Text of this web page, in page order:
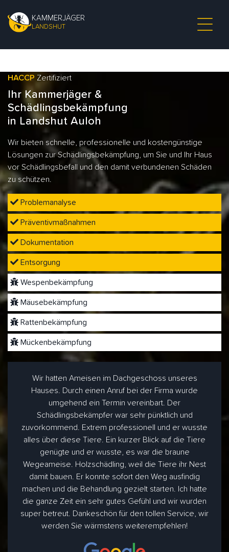
KAMMERJÄGER
LANDSHUT
HACCP Zertifiziert
Ihr Kammerjäger &
Schädlingsbekämpfung
in Landshut Auloh
Wir bieten schnelle, professionelle und kostengünstige
Lösungen zur Schädlingsbekämpfung, um Sie und Ihr Haus
vor Schädlingsbefall und den damit verbundenen Schäden
zu schützen.
Problemanalyse
Präventivmaßnahmen
Dokumentation
Entsorgung
Wespenbekämpfung
Mäusebekämpfung
Rattenbekämpfung
Mückenbekämpfung
Wir hatten Ameisen im Dachgeschoss unseres
Hauses. Durch einen Anruf bei der Firma wurde
umgehend ein Termin vereinbart. Der
Schädlingsbekämpfer war sehr pünktlich und
zuvorkommend. Extrem professionell und er wusste
alles über diese Tiere. Ein kurzer Blick auf die Tiere
genügte und er wusste, es war die braune
Wegeameise. Holzschädling, weil die Tiere ihr Nest
damit bauen. Er konnte sofort den Weg ausfindig
machen und die Behandlung gezielt starten. Ich hatte
die ganze Zeit ein sehr gutes Gefühl und wir wurden
super betreut. Dankeschön für den tollen Service, wir
werden Sie wärmstens weiterempfehlen!